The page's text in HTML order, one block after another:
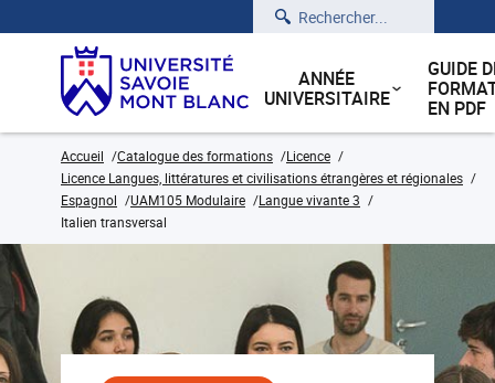
Rechercher
ANNÉE
UNIVERSITAIRE
GUIDE
EN PDF
Accueil Catalogue des formations
Licence
Licence Langues, littératures et civilisations étrangères et régionales
Espagnol
UAM105 Modulaire
Langue vivante 3
Italien transversal